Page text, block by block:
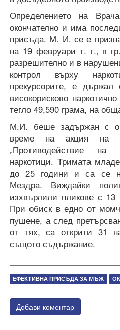
Определението на
окончателно и има
присъда. М. И. се е
на 19 февруари т. г., в
разрешително и в
контрол върху
прекурсорите, е държал
високорисково
тегло 49,590 грама, на
М.И. беше задържан с
време на акция на
„Противодействие на
наркотици. Тримата
до 25 години и са се
Мездра. Виждайки
изхвърлили пликове с
При обиск в едно от
пушене, а след
от тях, са открити 31
същото съдържание.
ЕФЕКТИВНА ПРИСЪДА ЗА МЪЖ
Добави коментар